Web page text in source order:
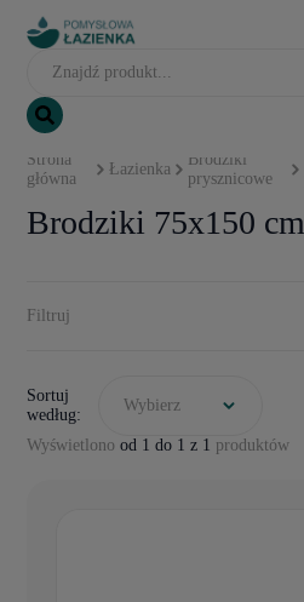
Strona
główna
Łazienka
Brodziki
prysznicowe
Brodziki 75x150 cm
Filtruj
Wyświetlono od 1 do 1 z 1 produktów
Sortuj
według:
Wybierz